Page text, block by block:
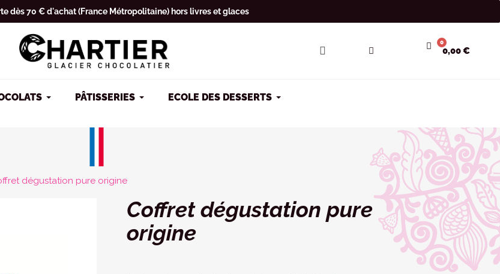
dès 70 € d'achat (France Métropolitaine) hors livres et glaces
0,00 €
PÂTISSERIES ECOLE DES DESSERTS
dégustation pure origine
Coffret dégustation pure
origine